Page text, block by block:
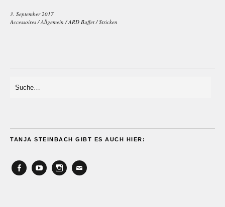
3. September 2017
Accessoires /Allgemein /ARD Buffet /Stricken
TANJA STEINBACH GIBT ES AUCH HIER: